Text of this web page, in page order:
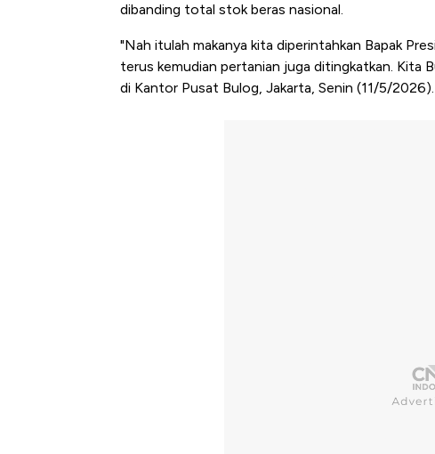
dibanding total stok beras nasional.
"Nah itulah makanya kita diperintahkan Bapak
terus kemudian pertanian juga ditingkatkan. Kita
di Kantor Pusat Bulog, Jakarta, Senin (11/5/2026).